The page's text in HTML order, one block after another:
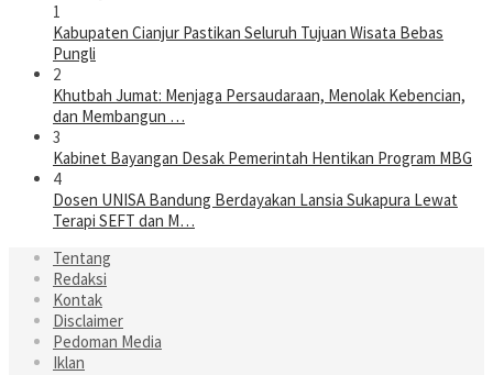
1
Kabupaten Cianjur Pastikan Seluruh Tujuan Wisata Bebas
Pungli
2
Khutbah Jumat: Menjaga Persaudaraan, Menolak Kebencian,
dan Membangun …
3
Kabinet Bayangan Desak Pemerintah Hentikan Program MBG
4
Dosen UNISA Bandung Berdayakan Lansia Sukapura Lewat
Terapi SEFT dan M…
Tentang
Redaksi
Kontak
Disclaimer
Pedoman Media
Iklan